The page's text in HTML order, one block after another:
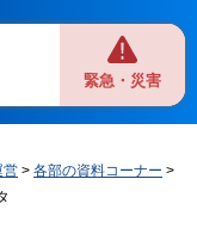
緊急・災害
営 >各部の資料コーナー >